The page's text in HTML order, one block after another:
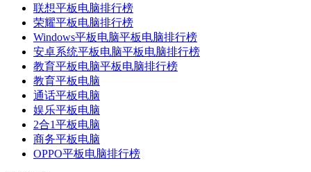
联想平板电脑排行榜
荣耀平板电脑排行榜
Windows平板电脑平板电脑排行榜
安卓系统平板电脑平板电脑排行榜
教育平板电脑平板电脑排行榜
教育平板电脑
通话平板电脑
娱乐平板电脑
2合1平板电脑
商务平板电脑
OPPO平板电脑排行榜